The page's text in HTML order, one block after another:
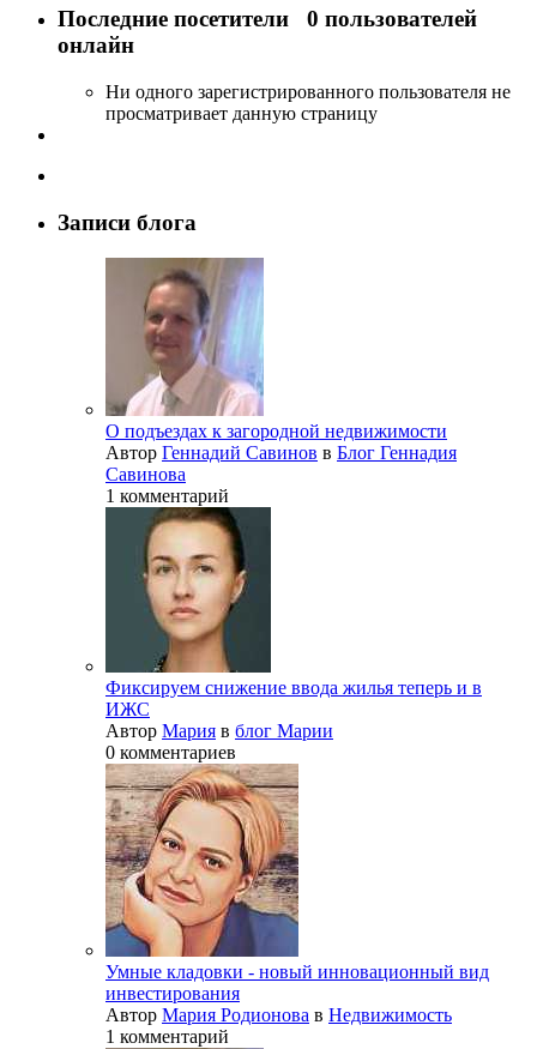
Последние посетители 0 пользователей
онлайн
Ни одного зарегистрированного пользователя не
просматривает данную страницу
Записи блога
О подъездах к загородной недвижимости
Автор Геннадий Савинов в Блог Геннадия
Савинова
1 комментарий
Фиксируем снижение ввода жилья теперь и в
ИЖС
Автор Мария в блог Марии
0 комментариев
Умные кладовки - новый инновационный вид
инвестирования
Автор Мария Родионова в Недвижимость
1 комментарий